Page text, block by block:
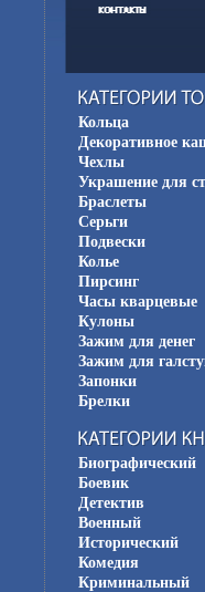
Кольца
Декоративное
Чехлы
Украшение для
Браслеты
Серьги
Подвески
Колье
Пирсинг
Часы кварцевые
Кулоны
Зажим для денег
Зажим для
Запонки
Брелки
Биографический
Боевик
Детектив
Военный
Исторический
Комедия
Криминальный